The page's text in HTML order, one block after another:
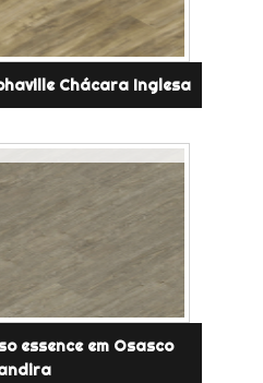
Chácara Inglesa
essence em Osasco